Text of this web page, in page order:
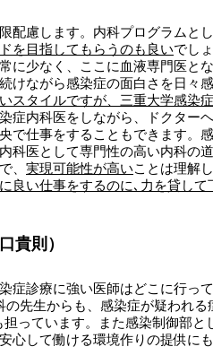
配慮します。内科プログラムと
を目指してもらうのも良いでし
少なく、ここに血液専門医と
ながら感染症の面白さを日々
スタイルですが、三重大学感染
症内科医をしながら、ドクター
仕事をすることもできます。
医として専門性の高い内科の
、 実現可能性が高いことは理解
良い仕事をするのに､力を貸して
貴則）
診療に強い医師はどこに行っ
先生からも、感染症が疑われ
担っています。また感染制御部
して働ける環境作りの提供に